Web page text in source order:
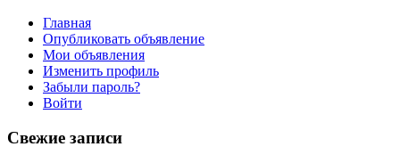
Главная
Опубликовать объявление
Мои объявления
Изменить профиль
Забыли пароль?
Войти
Свежие записи